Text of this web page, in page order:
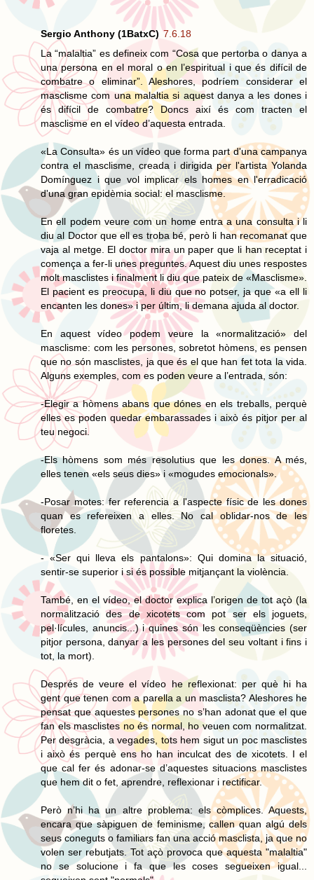
Sergio Anthony (1BatxC) 7.6.18
La “malaltia” es defineix com “Cosa que pertorba o danya a
una persona en el moral o en l’espiritual i que és difícil de
combatre o eliminar”. Aleshores, podríem considerar el
masclisme com una malaltia si aquest danya a les dones i
és difícil de combatre? Doncs així és com tracten el
masclisme en el vídeo d’aquesta entrada.
«La Consulta» és un vídeo que forma part d'una campanya
contra el masclisme, creada i dirigida per l'artista Yolanda
Domínguez i que vol implicar els homes en l'erradicació
d'una gran epidèmia social: el masclisme.
En ell podem veure com un home entra a una consulta i li
diu al Doctor que ell es troba bé, però li han recomanat que
vaja al metge. El doctor mira un paper que li han receptat i
comença a fer-li unes preguntes. Aquest diu unes respostes
molt masclistes i finalment li diu que pateix de «Masclisme».
El pacient es preocupa, li diu que no potser, ja que «a ell li
encanten les dones» i per últim, li demana ajuda al doctor.
En aquest vídeo podem veure la «normalització» del
masclisme: com les persones, sobretot hòmens, es pensen
que no són masclistes, ja que és el que han fet tota la vida.
Alguns exemples, com es poden veure a l’entrada, són:
-Elegir a hòmens abans que dónes en els treballs, perquè
elles es poden quedar embarassades i això és pitjor per al
teu negoci.
-Els hòmens som més resolutius que les dones. A més,
elles tenen «els seus dies» i «mogudes emocionals».
-Posar motes: fer referencia a l'aspecte físic de les dones
quan es refereixen a elles. No cal oblidar-nos de les
floretes.
- «Ser qui lleva els pantalons»: Qui domina la situació,
sentir-se superior i si és possible mitjançant la violència.
També, en el vídeo, el doctor explica l’origen de tot açò (la
normalització des de xicotets com pot ser els joguets,
pel·lícules, anuncis...) i quines són les conseqüències (ser
pitjor persona, danyar a les persones del seu voltant i fins i
tot, la mort).
Després de veure el vídeo he reflexionat: per què hi ha
gent que tenen com a parella a un masclista? Aleshores he
pensat que aquestes persones no s’han adonat que el que
fan els masclistes no és normal, ho veuen com normalitzat.
Per desgràcia, a vegades, tots hem sigut un poc masclistes
i això és perquè ens ho han inculcat des de xicotets. I el
que cal fer és adonar-se d’aquestes situacions masclistes
que hem dit o fet, aprendre, reflexionar i rectificar.
Però n’hi ha un altre problema: els còmplices. Aquests,
encara que sàpiguen de feminisme, callen quan algú dels
seus coneguts o familiars fan una acció masclista, ja que no
volen ser rebutjats. Tot açò provoca que aquesta "malaltia"
no se solucione i fa que les coses segueixen igual...